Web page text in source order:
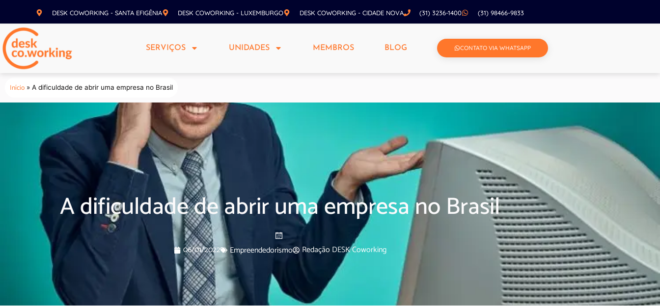
DESK COWORKING - SANTA EFIGÊNIA DESK COWORKING - LUXEMBURGO DESK COWORKING - CIDADE NOVA (31) 3236-1400 (31) 98466-9833
SERVIÇOS UNIDADES MEMBROS BLOG CONTATO VIA WHATSAPP
Início » A dificuldade de abrir uma empresa no Brasil
A dificuldade de abrir uma empresa no Brasil
06/01/2022 Empreendedorismo Redação DESK Coworking